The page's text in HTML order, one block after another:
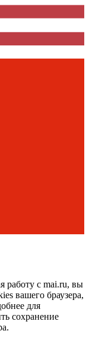
с mai.ru, вы
вашего браузера,
для
сохранение